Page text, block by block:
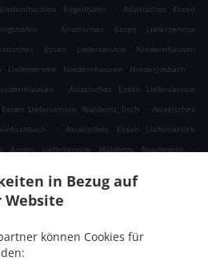
in Bezug auf
Website
können Cookies für
Engenhahn
.
Asiatisches Essen
.
Asiatisches Essen Lieferservice
Essen Lieferservice Niedernhausen
Lieferservice Niedernhausen Niederjosbach
.
.
Asiatisches Essen Lieferservice
Lieferservice Waldems Esch . Asiatisches
.
Asiatisches Essen Lieferservice
Essen Lieferservice Waldems Niederems
.
Essen Lieferservice Taunusstein Neuhof
Maisel
Hambach